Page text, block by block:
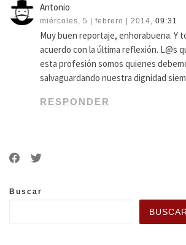
Antonio
miércoles, 5 | febrero | 2014, 09:31
Muy buen reportaje, enhorabuena. Y
acuerdo con la última reflexión. L@s
esta profesión somos quienes
salvaguardando nuestra dignidad
RESPONDER
Buscar
BUSCAR